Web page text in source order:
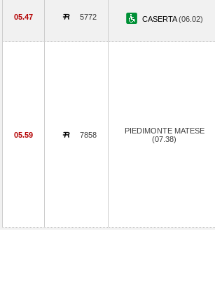
05.47 5772 CASERTA(06.02)
05.59 7858
PIEDIMONTE MATESE
(07.38)